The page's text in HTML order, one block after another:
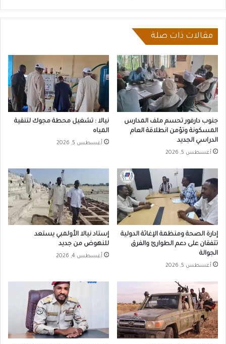
مقالات ذات صلة
جنوب دارفور تحسم ملف المدارس
المسكونة وتؤمن انطلاقة العام
الدراسي الجديد
أغسطس 5, 2026
نيالا : تشغيل محطة مجوك لتنقية
المياه
أغسطس 5, 2026
إدارة الصحة ومنظمة الإغاثة الدولية
تتفقان على دعم الطوارئ والفرق
الجوالة
أغسطس 5, 2026
إستاد نيالا الأولمبي يستعد
للنهوض من جديد
أغسطس 4, 2026